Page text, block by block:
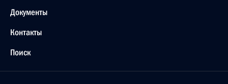
Документы
Контакты
Поиск